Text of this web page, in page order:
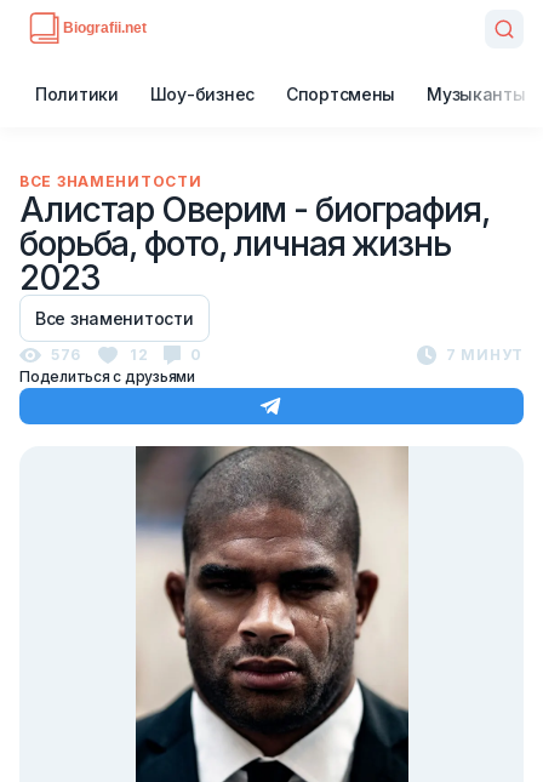
Политики Шоу-бизнес Спортсмены Музыканты
ВСЕ ЗНАМЕНИТОСТИ
Алистар Оверим - биография,
борьба, фото, личная жизнь
2023
Все знаменитости
576 12 0
7 МИНУТ
Поделиться с друзьями